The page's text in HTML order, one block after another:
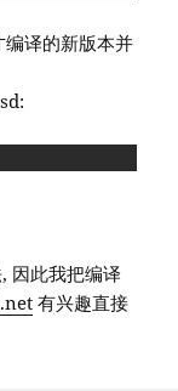
译的新版本并
因此我把编译
有兴趣直接